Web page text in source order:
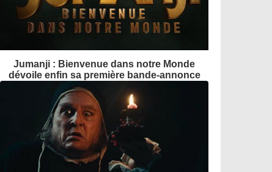
Jumanji : Bienvenue dans notre Monde
dévoile enfin sa première bande-annonce